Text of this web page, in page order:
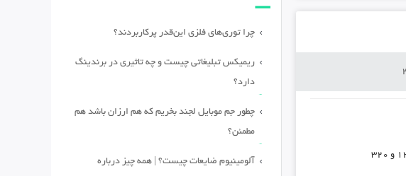
چرا توری‌های فلزی این‌قدر پرکاربردند؟
ریمیکس تبلیغاتی چیست و چه تاثیری در برندینگ
دارد؟
چطور جم موبایل لجند بخریم که هم ارزان باشد هم
مطمئن؟
آلومینیوم ضایعات چیست؟ | همه چیز درباره